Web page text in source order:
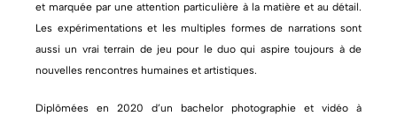
et marquée par une attention particulière à la matière et au détail.
Les expérimentations et les multiples formes de narrations sont
aussi un vrai terrain de jeu pour le duo qui aspire toujours à de
nouvelles rencontres humaines et artistiques.
Diplômées en 2020 d’un bachelor photographie et vidéo à